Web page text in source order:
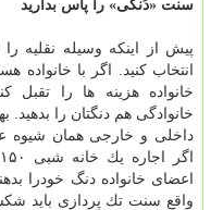
سنت «دُنگی» را پاس بدارید
پیش از اینكه وسیله نقلیه را
انتخاب كنید. اگر با
خانواده هزینه ها را
خانوادگی هم دنگتان را
داخلی و خارجی همان شیوه
اعضای خانواده دنگ خودرا
واقع سنت تك پردازی باید